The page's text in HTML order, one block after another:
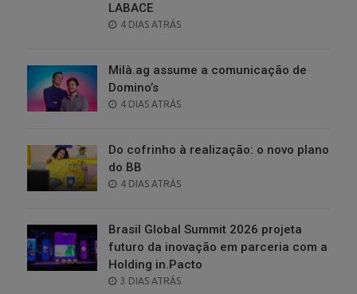
LABACE
POSTED
4 DIAS ATRÁS
Milà.ag assume a comunicação de
Domino’s
POSTED
4 DIAS ATRÁS
Do cofrinho à realização: o novo plano
do BB
POSTED
4 DIAS ATRÁS
Brasil Global Summit 2026 projeta
futuro da inovação em parceria com a
Holding in.Pacto
POSTED
3 DIAS ATRÁS